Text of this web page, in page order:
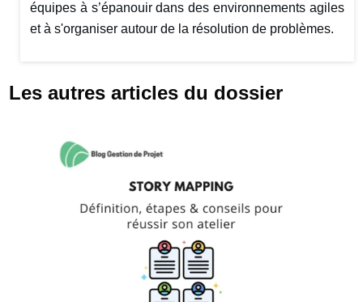
équipes à s’épanouir dans des environnements agiles
et à s'organiser autour de la résolution de problèmes.
Les autres articles du dossier